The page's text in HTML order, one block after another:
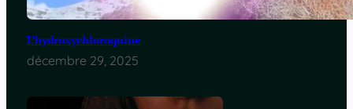
L’hydroxychloroquine
décembre 29, 2025